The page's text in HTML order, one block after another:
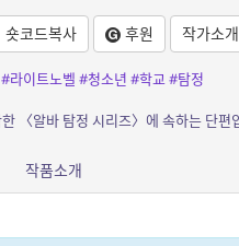
숏코드복사 후원 작가소개
#라이트노벨 #청소년 #학교#탐정
작품소개